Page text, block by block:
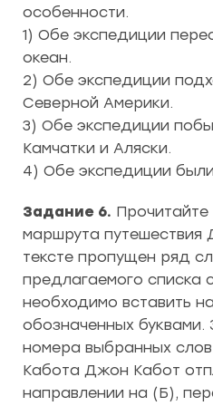
особенности.
1) Обе экспедиции
океан.
2) Обе экспедиции
Северной Америки.
3) Обе экспедиции
Камчатки и Аляски.
4) Обе экспедиции
Задание 6. Прочитайте
маршрута
тексте пропущен ряд
предлагаемого списка
необходимо вставить
обозначенных буквами.
номера выбранных
Кабота Джон Кабот
направлении на (Б),